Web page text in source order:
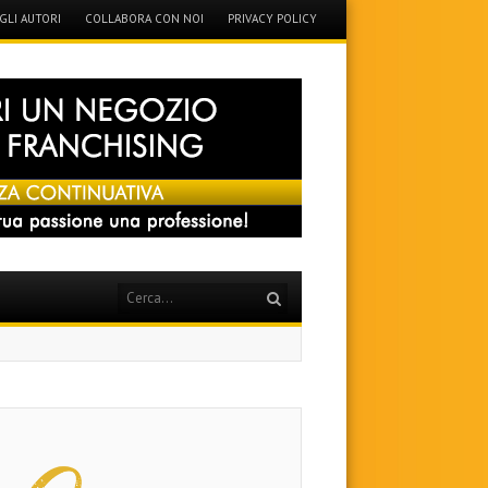
GLI AUTORI COLLABORA CON NOI PRIVACY POLICY
Search